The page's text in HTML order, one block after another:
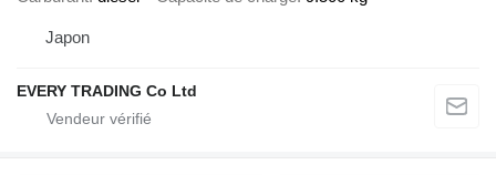
Japon
EVERY TRADING Co Ltd